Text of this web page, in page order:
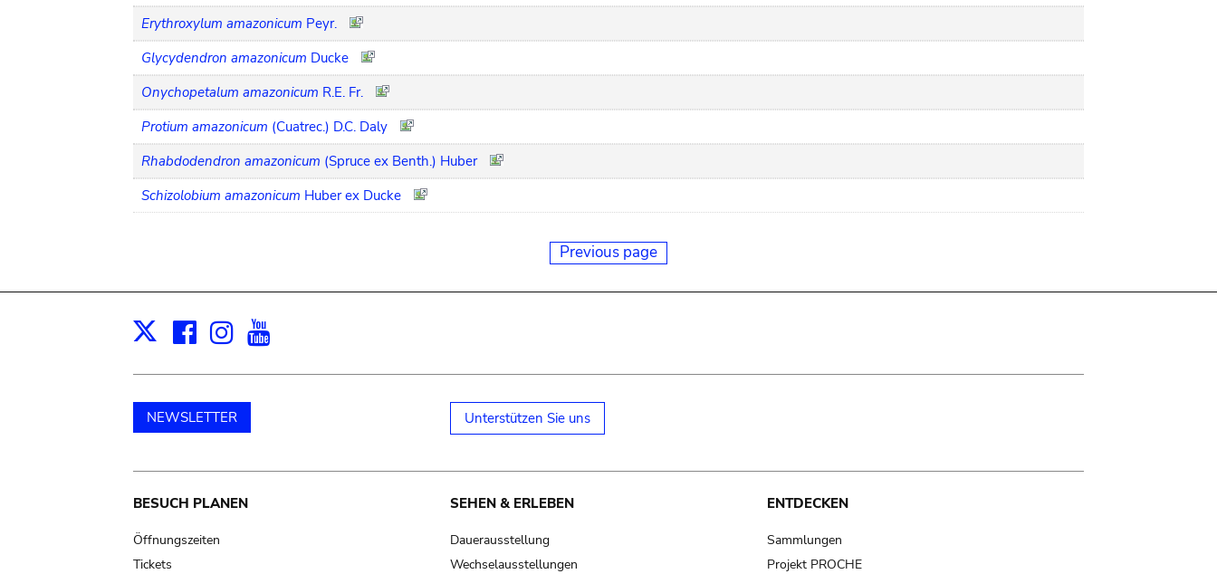
Erythroxylum amazonicum Peyr.
Glycydendron amazonicum Ducke
Onychopetalum amazonicum R.E. Fr.
Protium amazonicum (Cuatrec.) D.C. Daly
Rhabdodendron amazonicum (Spruce ex Benth.) Huber
Schizolobium amazonicum Huber ex Ducke
Previous page
X Facebook
Instagram
NEWSLETTER Unterstützen Sie uns
Main
navigation
BESUCH PLANEN
Öffnungszeiten
Tickets
SEHEN & ERLEBEN
Dauerausstellung
Wechselausstellungen
ENTDECKEN
Sammlungen
Projekt PROCHE